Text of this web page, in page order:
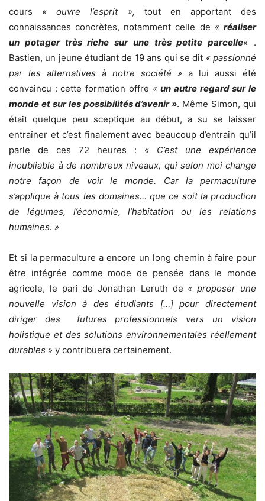
cours « ouvre l’esprit », tout en apportant des
connaissances concrètes, notamment celle de «réaliser
un potager très riche sur une très petite parcelle« .
Bastien, un jeune étudiant de 19 ans qui se dit « passionné
par les alternatives à notre société » a lui aussi été
convaincu : cette formation offre «un autre regard sur le
monde et sur les possibilités d’avenir ». Même Simon, qui
était quelque peu sceptique au début, a su se laisser
entraîner et c’est finalement avec beaucoup d’entrain qu’il
parle de ces 72 heures : « C’est une expérience
inoubliable à de nombreux niveaux, qui selon moi change
notre façon de voir le monde. Car la permaculture
s’applique à tous les domaines… que ce soit la production
de légumes, l’économie, l’habitation ou les relations
humaines. »
Et si la permaculture a encore un long chemin à faire pour
être intégrée comme mode de pensée dans le monde
agricole, le pari de Jonathan Leruth de « proposer une
nouvelle vision à des étudiants […] pour directement
diriger des futures professionnels vers un vision
holistique et des solutions environnementales réellement
durables » y contribuera certainement.